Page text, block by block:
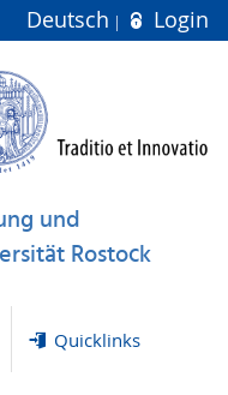
Deutsch Login
und
Rostock
Quicklinks